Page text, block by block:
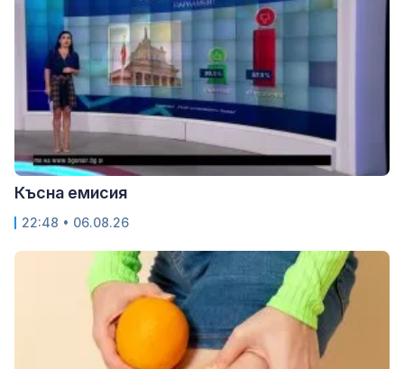
Късна емисия
22:48 • 06.08.26